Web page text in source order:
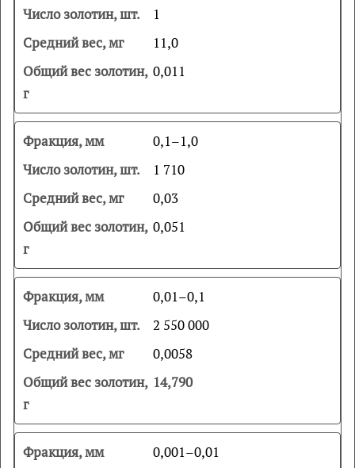
1
11,0
0,011
0,1–1,0
1 710
0,03
0,051
0,01–0,1
2 550 000
0,0058
14,790
0,001–0,01